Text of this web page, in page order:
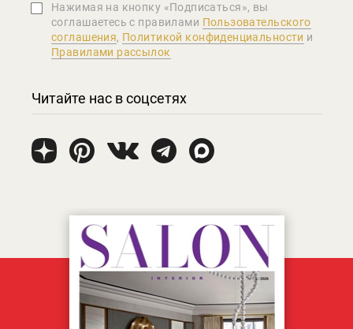
Нажимая на кнопку «Подписаться», вы
соглашаетеcь с правилами Пользовательского
соглашения, Политикой конфиденциальности и
Правилами рассылок
Читайте нас в соцсетях